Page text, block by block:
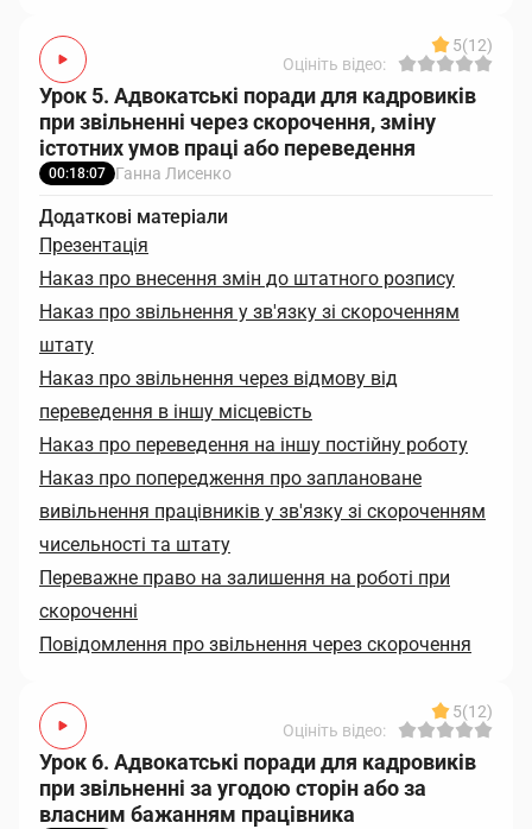
5(12)
Оцініть відео:
Урок 5. Адвокатські поради для кадровиків
при звільненні через скорочення, зміну
істотних умов праці або переведення
00:18:07 Ганна Лисенко
Додаткові матеріали
Презентація
Наказ про внесення змін до штатного розпису
Наказ про звільнення у зв'язку зі скороченням
штату
Наказ про звільнення через відмову від
переведення в іншу місцевість
Наказ про переведення на іншу постійну роботу
Наказ про попередження про заплановане
вивільнення працівників у зв'язку зі скороченням
чисельності та штату
Переважне право на залишення на роботі при
скороченні
Повідомлення про звільнення через скорочення
5(12)
Оцініть відео:
Урок 6. Адвокатські поради для кадровиків
при звільненні за угодою сторін або за
власним бажанням працівника